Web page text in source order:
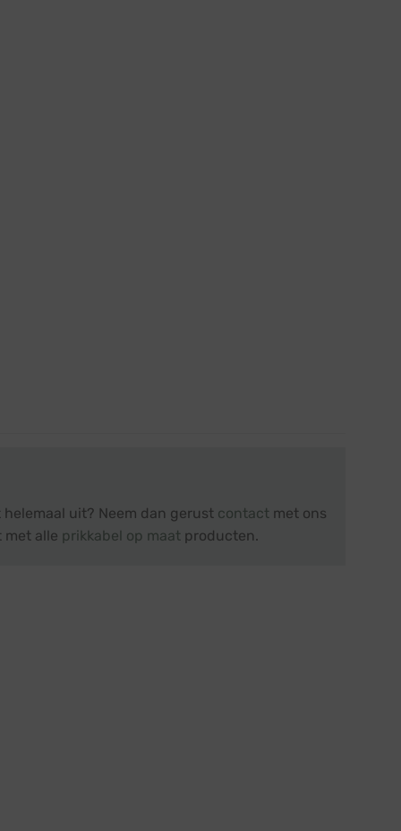
uit? Neem dan gerust contact met ons
met alle prikkabel op maat producten.